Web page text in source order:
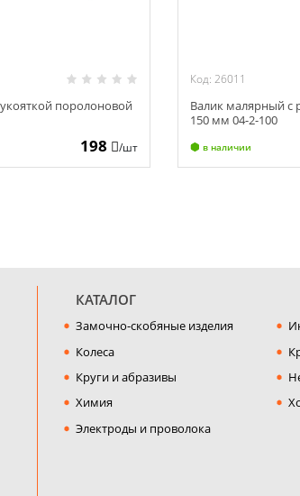
поролоновой
198 /шт
Код: 26011
Валик малярный с
150 мм 04-2-100
в наличии
КАТАЛОГ
Замочно-скобяные изделия
Колеса
Круги и абразивы
Химия
Электроды и проволока